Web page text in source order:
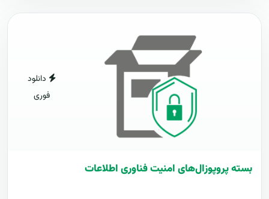
دانلود
فوری
بسته پروپوزال‌های امنیت فناوری اطلاعات